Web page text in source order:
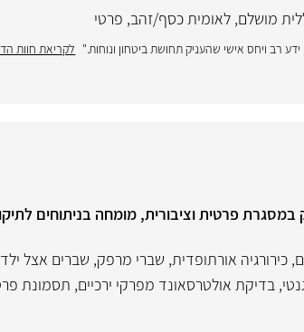
מושלם, לאומית כסף/זהב, פרטי
רב ויחס אישי שהעניק תחושת ביטחון ונוחות." לקריאת חוות
פרטית וציבורית, מומחה בניתוחים
, כירורגיה אורתופדית, שברי מרפק, שברים אצל
, בדיקת אולטרסאונד מפרקי ירכיים, תסמונת